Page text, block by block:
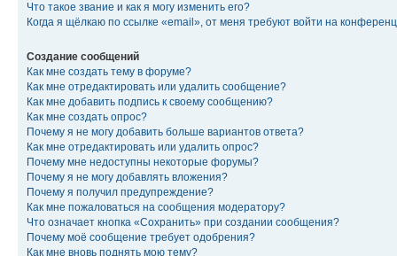
Что такое звание и как я могу изменить его?
Когда я щёлкаю по ссылке «email», от меня требуют войти на
Создание сообщений
Как мне создать тему в форуме?
Как мне отредактировать или удалить сообщение?
Как мне добавить подпись к своему сообщению?
Как мне создать опрос?
Почему я не могу добавить больше вариантов ответа?
Как мне отредактировать или удалить опрос?
Почему мне недоступны некоторые форумы?
Почему я не могу добавлять вложения?
Почему я получил предупреждение?
Как мне пожаловаться на сообщения модератору?
Что означает кнопка «Сохранить» при создании сообщения?
Почему моё сообщение требует одобрения?
Как мне вновь поднять мою тему?